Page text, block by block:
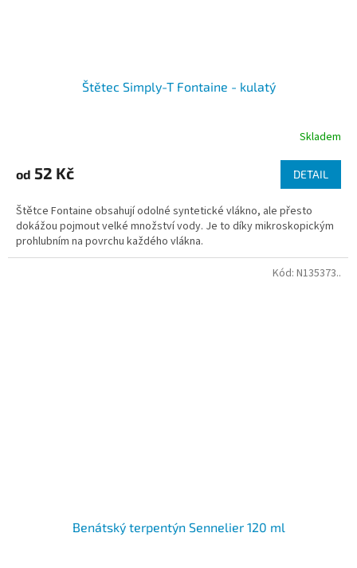
Štětec Simply-T Fontaine - kulatý
Skladem
od 52 Kč DETAIL
Štětce Fontaine obsahují odolné syntetické vlákno, ale přesto
dokážou pojmout velké množství vody. Je to díky mikroskopickým
prohlubním na povrchu každého vlákna.
Benátský terpentýn Sennelier 120 ml
Kód: N135373..